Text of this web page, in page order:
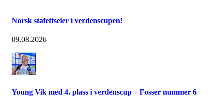
Norsk stafettseier i verdenscupen!
09.08.2026
Young Vik med 4. plass i verdenscup – Fosser nummer 6